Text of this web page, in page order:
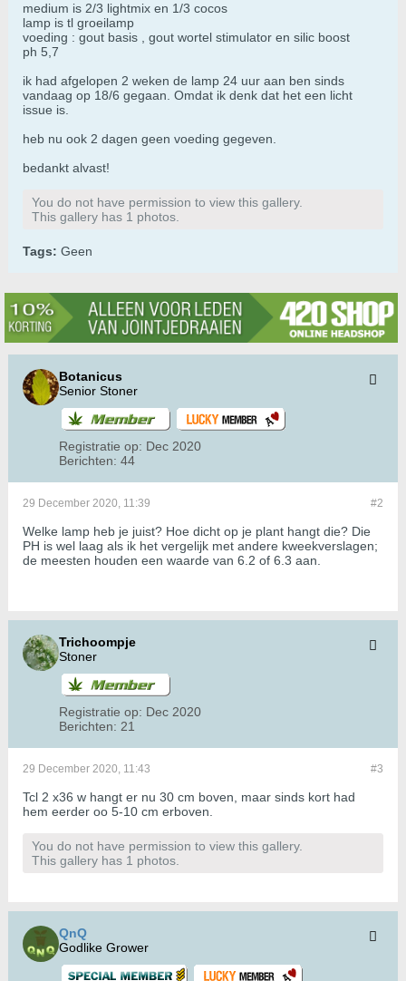
medium is 2/3 lightmix en 1/3 cocos
lamp is tl groeilamp
voeding : gout basis , gout wortel stimulator en silic boost
ph 5,7
ik had afgelopen 2 weken de lamp 24 uur aan ben sinds
vandaag op 18/6 gegaan. Omdat ik denk dat het een licht
issue is.
heb nu ook 2 dagen geen voeding gegeven.
bedankt alvast!
You do not have permission to view this gallery.
This gallery has 1 photos.
Tags: Geen
Botanicus
Senior Stoner
Registratie op: Dec 2020
Berichten: 44
#2
29 December 2020, 11:39
Welke lamp heb je juist? Hoe dicht op je plant hangt die? Die
PH is wel laag als ik het vergelijk met andere kweekverslagen;
de meesten houden een waarde van 6.2 of 6.3 aan.
Trichoompje
Stoner
Registratie op: Dec 2020
Berichten: 21
#3
29 December 2020, 11:43
Tcl 2 x36 w hangt er nu 30 cm boven, maar sinds kort had
hem eerder oo 5-10 cm erboven.
You do not have permission to view this gallery.
This gallery has 1 photos.
QnQ
Godlike Grower